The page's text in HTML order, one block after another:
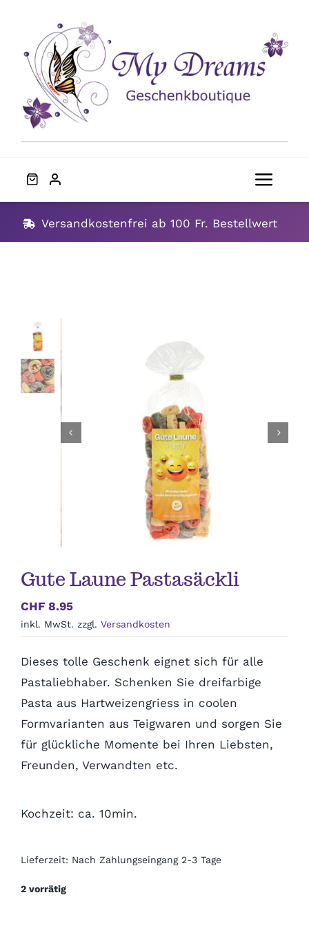
content
Home
Vatertag
Hochzeit, Hochzeitstag, Verlobung
Kommunion & Konfirmation
Muttertag
Valentinstag
Polterabend
Frühling / Ostern
Geburt
Firmenjubiläum
Pensionierung
Zum Abschied
Versandkostenfrei ab 100 Fr. Bestellwert
Gute Laune Pastasäckli
CHF8.95
inkl. MwSt. zzgl. Versandkosten
Dieses tolle Geschenk eignet sich für alle
Pastaliebhaber. Schenken Sie dreifarbige
Pasta aus Hartweizengriess in coolen
Formvarianten aus Teigwaren und sorgen Sie
für glückliche Momente bei Ihren Liebsten,
Freunden, Verwandten etc.
Kochzeit: ca. 10min.
Lieferzeit: Nach Zahlungseingang 2-3 Tage
2 vorrätig